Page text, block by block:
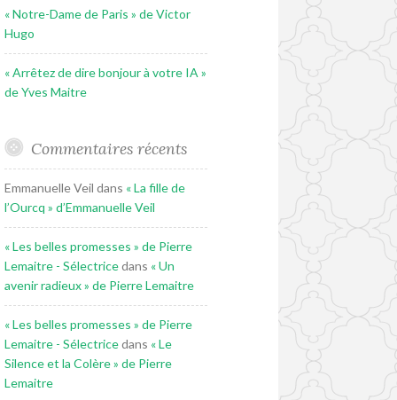
« Notre-Dame de Paris » de Victor
Hugo
« Arrêtez de dire bonjour à votre IA »
de Yves Maitre
Commentaires récents
Emmanuelle Veil dans « La fille de
l’Ourcq » d’Emmanuelle Veil
« Les belles promesses » de Pierre
Lemaitre - Sélectricedans « Un
avenir radieux » de Pierre Lemaitre
« Les belles promesses » de Pierre
Lemaitre - Sélectricedans « Le
Silence et la Colère » de Pierre
Lemaitre